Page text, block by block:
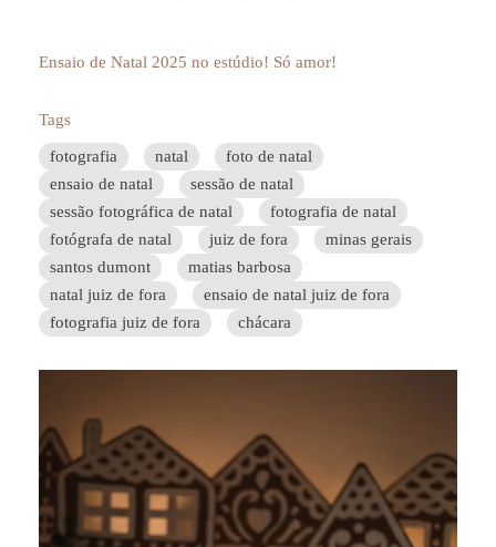
Ensaio de Natal 2025 no estúdio! Só amor!
Tags
fotografia natal
foto de natal
ensaio de natal
sessão de natal
sessão fotográfica de natal
fotografia de natal
fotógrafa de natal
juiz de fora
minas gerais
santos dumont
matias barbosa
natal juiz de fora
ensaio de natal juiz de fora
fotografia juiz de fora
chácara